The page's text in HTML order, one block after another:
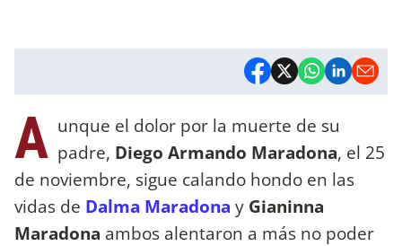
A unque el dolor por la muerte de su
padre, Diego Armando Maradona, el 25
de noviembre, sigue calando hondo en las
vidas de Dalma Maradona y Gianinna
Maradona ambos alentaron a más no poder